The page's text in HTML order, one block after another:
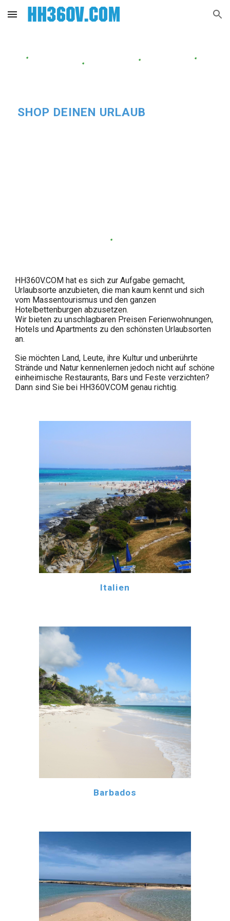
Skip to main content Skip to navigation
SHOP DEINEN URLAUB
HH360V.COM hat es sich zur Aufgabe gemacht,
Urlaubsorte anzubieten, die man kaum kennt und sich
vom Massentourismus und den ganzen
Hotelbettenburgen abzusetzen.
Wir bieten zu unschlagbaren Preisen Ferienwohnungen,
Hotels und Apartments zu den schönsten Urlaubsorten
an.
Sie möchten Land, Leute, ihre Kultur und unberührte
Strände und Natur kennenlernen jedoch nicht auf schöne
einheimische Restaurants, Bars und Feste verzichten?
Dann sind Sie bei HH360V.COM genau richtig.
Italien
Barbados